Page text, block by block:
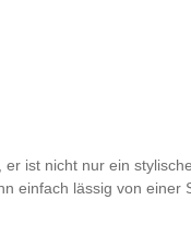
ist nicht nur ein
einfach lässig von